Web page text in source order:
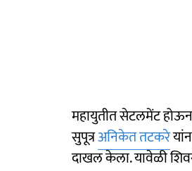
महायुतीत सेटलमेंट होऊन
सुपूत्रअनिकेत तटकरे
दाखल केला. यावेळी